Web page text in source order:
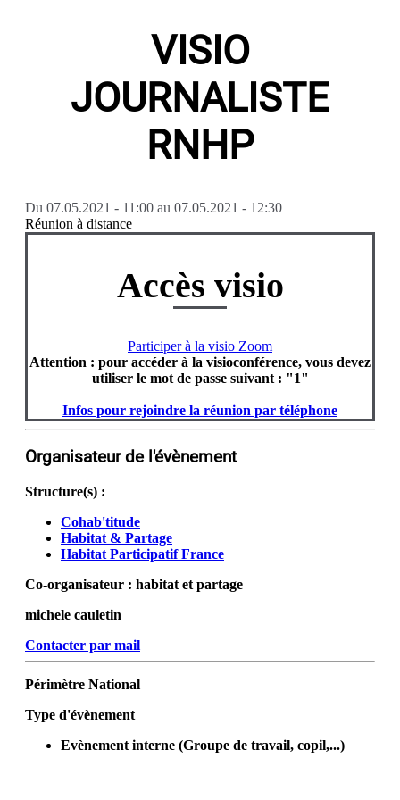
VISIO
JOURNALISTE
RNHP
Du 07.05.2021 - 11:00 au 07.05.2021 - 12:30
Réunion à distance
Accès visio
Participer à la visio Zoom
Attention : pour accéder à la visioconférence, vous devez
utiliser le mot de passe suivant : "1"
Infos pour rejoindre la réunion par téléphone
Organisateur de l'évènement
Structure(s) :
Cohab'titude
Habitat & Partage
Habitat Participatif France
Co-organisateur : habitat et partage
michele cauletin
Contacter par mail
Périmètre National
Type d'évènement
Evènement interne (Groupe de travail, copil,...)